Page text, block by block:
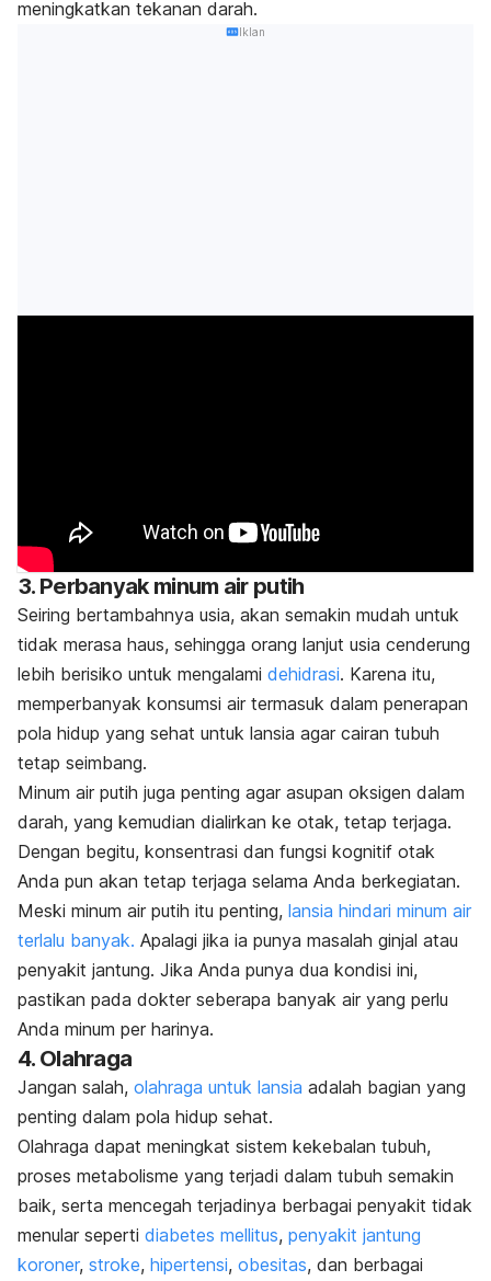
meningkatkan tekanan darah.
Iklan
3. Perbanyak minum air putih
Seiring bertambahnya usia, akan semakin mudah untuk
tidak merasa haus, sehingga orang lanjut usia cenderung
lebih berisiko untuk mengalami dehidrasi. Karena itu,
memperbanyak konsumsi air termasuk dalam penerapan
pola hidup yang sehat untuk lansia agar cairan tubuh
tetap seimbang.
Minum air putih juga penting agar asupan oksigen dalam
darah, yang kemudian dialirkan ke otak, tetap terjaga.
Dengan begitu, konsentrasi dan fungsi kognitif otak
Anda pun akan tetap terjaga selama Anda berkegiatan.
Meski minum air putih itu penting, lansia hindari minum air
terlalu banyak. Apalagi jika ia punya masalah ginjal atau
penyakit jantung. Jika Anda punya dua kondisi ini,
pastikan pada dokter seberapa banyak air yang perlu
Anda minum per harinya.
4. Olahraga
Jangan salah, olahraga untuk lansia adalah bagian yang
penting dalam pola hidup sehat.
Olahraga dapat meningkat sistem kekebalan tubuh,
proses metabolisme yang terjadi dalam tubuh semakin
baik, serta mencegah terjadinya berbagai penyakit tidak
menular seperti diabetes mellitus, penyakit jantung
koroner, stroke, hipertensi, obesitas, dan berbagai